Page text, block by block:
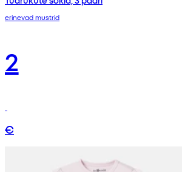
erinevad mustrid
2
€